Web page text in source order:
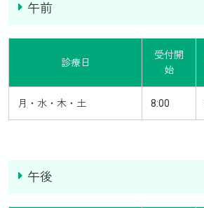
午前
診療日
受付開
始
月・水・木・土 8:00
午後